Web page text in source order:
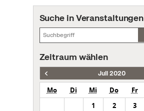
Suche in Veranstaltungen
Zeitraum wählen
Juli 2020
Mo Di Mi Do Fr
1
2 3